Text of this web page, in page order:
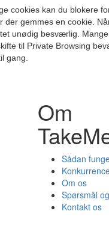
cookies kan du blokere
der gemmes en cookie.
unødig besværlig.
til Private Browsing
gang.
Om
Sådan
Om os
Spørsmål
Kontakt os